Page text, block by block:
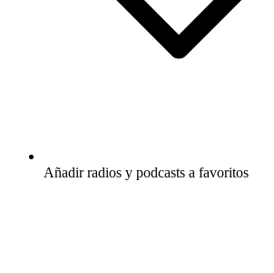
Añadir radios y podcasts a favoritos